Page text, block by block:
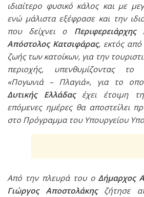
ιδιαίτερο φυσικό κάλος και με
ενώ μάλιστα εξέφρασε και την
που δείχνει ο Περιφερειάρχης
Απόστολος Κατσιφάρας, εκτός
ζωής των κατοίκων, για την
περιοχής, υπενθυμίζοντας το
«Πογωνιά – Πλαγιά», για το
Δυτικής Ελλάδαςέχει έτοιμη
επόμενες ημέρες θα αποστείλει
στο Πρόγραμμα του Υπουργείου
Από την πλευρά του οΔήμαρχος
Γιώργος Αποστολάκηςζήτησε